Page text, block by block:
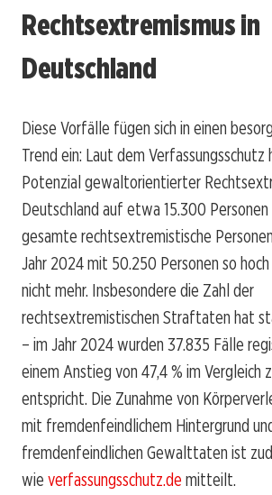
Rechtsextremismus in
Deutschland
Diese Vorfälle fügen sich in einen
Trend ein: Laut dem Verfassungsschutz
Potenzial gewaltorientierter
Deutschland auf etwa 15.300 Personen
gesamte rechtsextremistische
Jahr 2024 mit 50.250 Personen so
nicht mehr. Insbesondere die Zahl der
rechtsextremistischen Straftaten hat
– im Jahr 2024 wurden 37.835 Fälle
einem Anstieg von 47,4 % im Vergleich
entspricht. Die Zunahme von
mit fremdenfeindlichem Hintergrund
fremdenfeindlichen Gewalttaten ist
wie verfassungsschutz.de mitteilt.